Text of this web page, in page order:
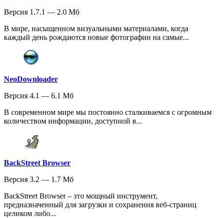
Версия 1.7.1 — 2.0 Мб
В мире, насыщенном визуальными материалами, когда
каждый день рождаются новые фотографии на самые...
NeoDownloader
Версия 4.1 — 6.1 Мб
В современном мире мы постоянно сталкиваемся с огромным
количеством информации, доступной в...
BackStreet Browser
Версия 3.2 — 1.7 Мб
BackStreet Browser – это мощный инструмент,
предназначенный для загрузки и сохранения веб-страниц
целиком либо...